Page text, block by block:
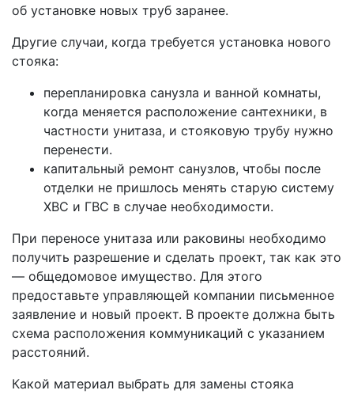
об установке новых труб заранее.
Другие случаи, когда требуется установка нового
стояка:
перепланировка санузла и ванной комнаты,
когда меняется расположение сантехники, в
частности унитаза, и стояковую трубу нужно
перенести.
капитальный ремонт санузлов, чтобы после
отделки не пришлось менять старую систему
ХВС и ГВС в случае необходимости.
При переносе унитаза или раковины необходимо
получить разрешение и сделать проект, так как это
— общедомовое имущество. Для этого
предоставьте управляющей компании письменное
заявление и новый проект. В проекте должна быть
схема расположения коммуникаций с указанием
расстояний.
Какой материал выбрать для замены стояка